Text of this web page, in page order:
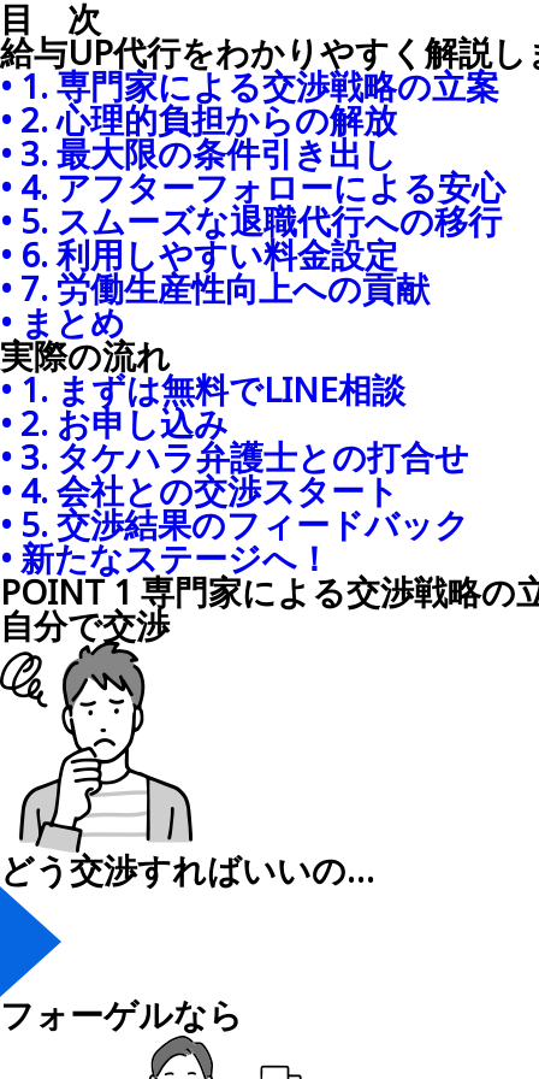
目 次
給与UP代行をわかりやすく解説し
• 1. 専門家による交渉戦略の立案
• 2. 心理的負担からの解放
• 3. 最大限の条件引き出し
• 4. アフターフォローによる安心
• 5. スムーズな退職代行への移行
• 6. 利用しやすい料金設定
• 7. 労働生産性向上への貢献
• まとめ
実際の流れ
• 1. まずは無料でLINE相談
• 2. お申し込み
• 3. タケハラ弁護士との打合せ
• 4. 会社との交渉スタート
• 5. 交渉結果のフィードバック
• 新たなステージへ！
POINT1 専門家による交渉戦略の
自分で交渉
どう交渉すればいいの…
フォーゲルなら